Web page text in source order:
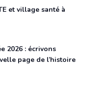
et village santé à
2026 : écrivons
page de l’histoire